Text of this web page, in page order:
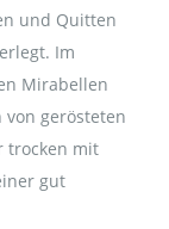
und Quitten
Im
Mirabellen
gerösteten
trocken mit
gut